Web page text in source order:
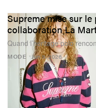
MODE
Supreme mise sur
collaboration La
Quand l’héritage polo
Jun 9, 2026